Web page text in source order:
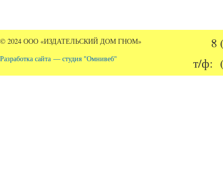
© 2024 ООО «ИЗДАТЕЛЬСКИЙ ДОМ ГНОМ»
Разработка сайта — студия "Омнивеб"
8
т/ф: